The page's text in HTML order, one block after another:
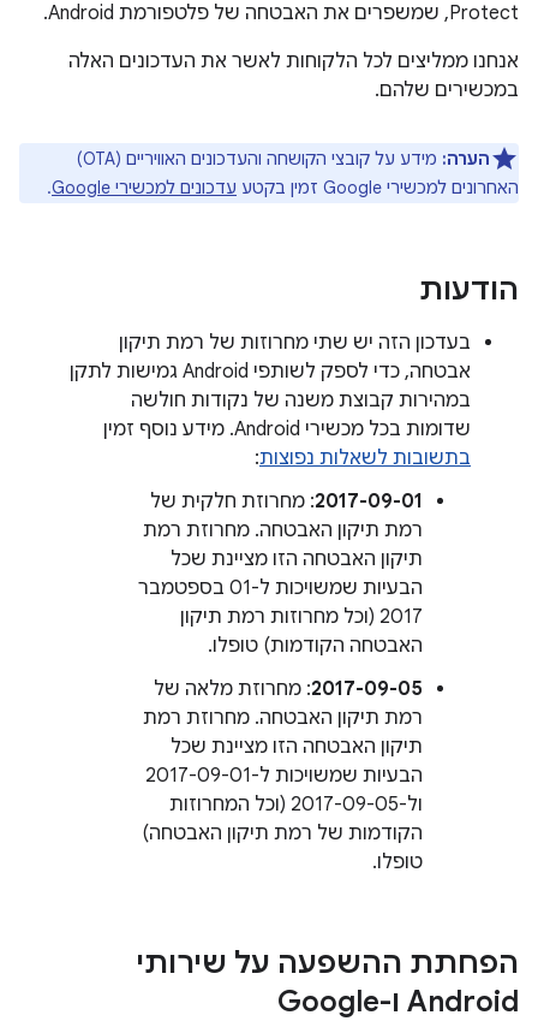
Protect, שמשפרים את האבטחה של פלטפורמת Android.
אנחנו ממליצים לכל הלקוחות לאשר את העדכונים האלה
במכשירים שלהם.
הערה:
מידע על קובצי הקושחה והעדכונים האוויריים (OTA)
האחרונים למכשירי Google זמין בקטע
עדכונים למכשירי Google .
הודעות
בעדכון הזה יש שתי מחרוזות של רמת תיקון
אבטחה, כדי לספק לשותפי Android גמישות לתקן
במהירות קבוצת משנה של נקודות חולשה
שדומות בכל מכשירי Android. מידע נוסף זמין
בתשובות לשאלות נפוצות:
2017-09-01: מחרוזת חלקית של
רמת תיקון האבטחה. מחרוזת רמת
תיקון האבטחה הזו מציינת שכל
הבעיות שמשויכות ל-01 בספטמבר
2017 (וכל מחרוזות רמת תיקון
האבטחה הקודמות) טופלו.
2017-09-05: מחרוזת מלאה של
רמת תיקון האבטחה. מחרוזת רמת
תיקון האבטחה הזו מציינת שכל
הבעיות שמשויכות ל-2017-09-01
ול-2017-09-05 (וכל המחרוזות
הקודמות של רמת תיקון האבטחה)
טופלו.
הפחתת ההשפעה על שירותי
Android ו-Google